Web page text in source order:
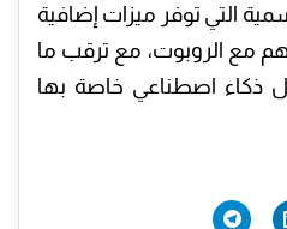
التي توفر ميزات إضافية
مع الروبوت، مع ترقب ما
ذكاء اصطناعي خاصة بها